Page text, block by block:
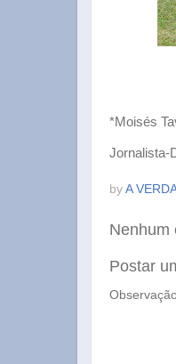
*Moisés
Jornalista-
by A
Nenhum
Postar